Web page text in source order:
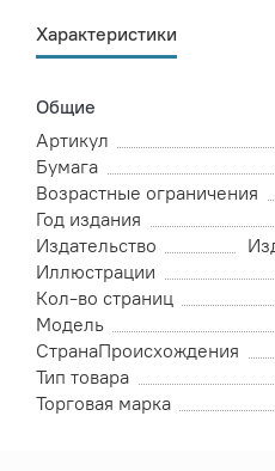
Характеристики
Общие
Артикул
Бумага
Возрастные ограничения
Год издания
Издательство
Иллюстрации
Кол-во страниц
Модель
СтранаПроисхождения
Тип товара
Торговая марка